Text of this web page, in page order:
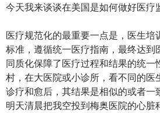
今天我来谈谈在美国是如何做好医疗
医疗规范化的最重要一点是，医生培
标准，遵循统一医疗指南，最终达到
同质化保障了医疗过程和结果的统一
村，在大医院或小诊所，看不同的医
诊疗和愈后，其结果是相似的或者一
明天清晨把我空投到梅奥医院的心脏